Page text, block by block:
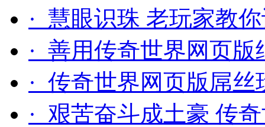
· 慧眼识珠 老玩家教
· 善用传奇世界网页
· 传奇世界网页版屌
· 艰苦奋斗成土豪 传